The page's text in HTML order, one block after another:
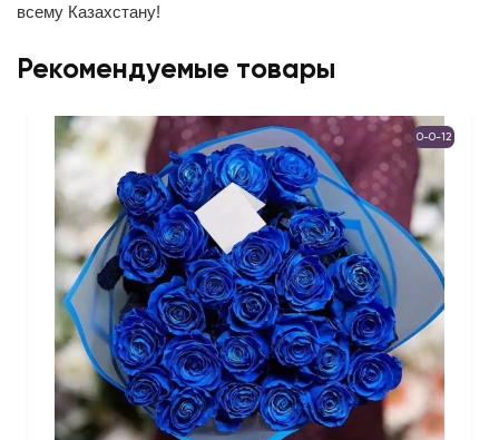
всему Казахстану!
Рекомендуемые товары
0-0-12